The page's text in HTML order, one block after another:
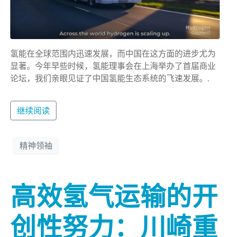
氢能在全球范围内迅速发展，而中国在这方面的进步尤为
显著。今年早些时候，氢能理事会在上海举办了首届商业
论坛，我们亲眼见证了中国氢能生态系统的飞速发展。.
继续阅读
精神领袖
高效氢气运输的开
创性努力：川崎重